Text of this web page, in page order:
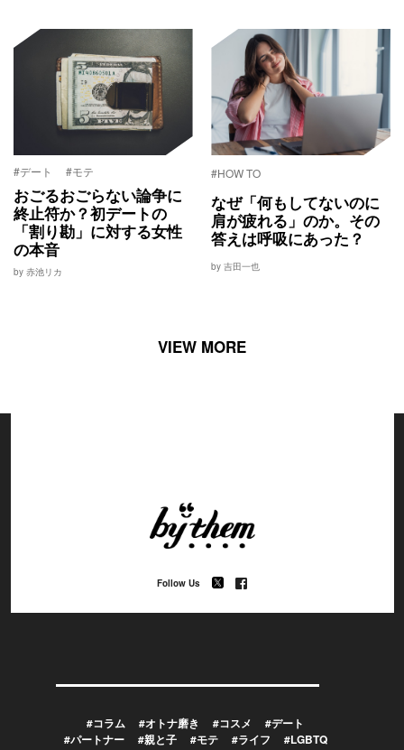
#デート #モテ
おごるおごらない論争に
終止符か？初デートの
「割り勘」に対する女性
の本音
by 赤池リカ
#HOW TO
なぜ「何もしてないのに
肩が疲れる」のか。その
答えは呼吸にあった？
by 吉田一也
VIEW MORE
Follow Us
#コラム #オトナ磨き #コスメ
#デート
#パートナー
#親と子 #モテ #ライフ
#LGBTQ